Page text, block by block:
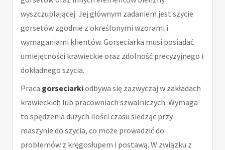
wyszczuplającej. Jej głównym zadaniem jest szycie
gorsetów zgodnie z określonymi wzorami i
wymaganiami klientów. Gorseciarka musi posiadać
umiejętności krawieckie oraz zdolność precyzyjnego i
dokładnego szycia.
Praca gorseciarkiodbywa się zazwyczaj w zakładach
krawieckich lub pracowniach szwalniczych. Wymaga
to spędzenia dużych ilości czasu siedząc przy
maszynie do szycia, co może prowadzić do
problemów z kręgosłupem i postawą. W związku z